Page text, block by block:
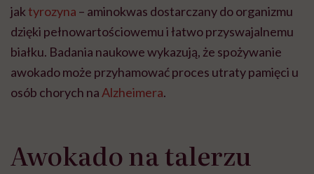
jaktyrozyna – aminokwas dostarczany do organizmu
dzięki pełnowartościowemu i łatwo przyswajalnemu
białku. Badania naukowe wykazują, że spożywanie
awokado może przyhamować proces utraty pamięci u
osób chorych na Alzheimera.
Awokado na talerzu